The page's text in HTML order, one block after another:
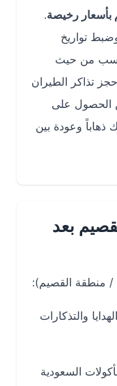
رخيصة .
من حيث
الطيران
على
وعودة بين
بعد
القصيم):
السعودية